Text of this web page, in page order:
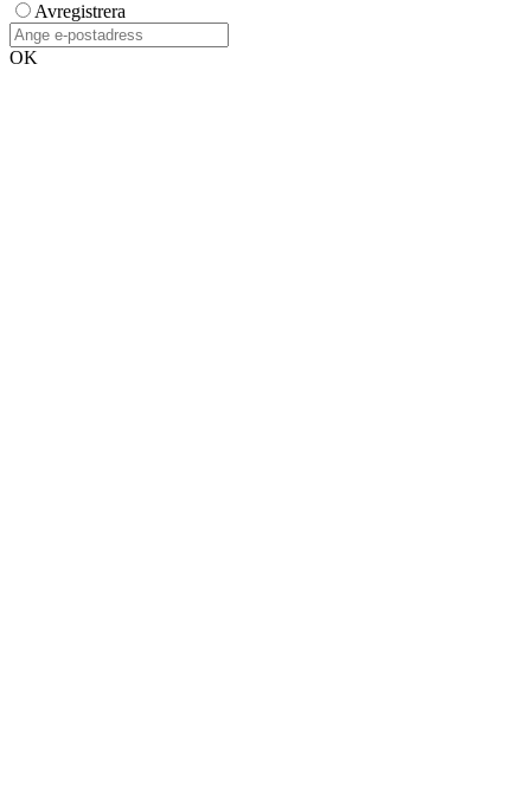
Avregistrera
OK